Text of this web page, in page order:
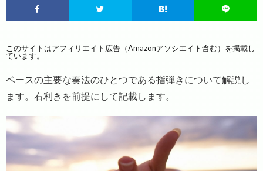
このサイトはアフィリエイト広告（Amazonアソシエイト含む）を掲載し
ています。
ベースの主要な奏法のひとつである指弾きについて解説し
ます。右利きを前提にして記載します。